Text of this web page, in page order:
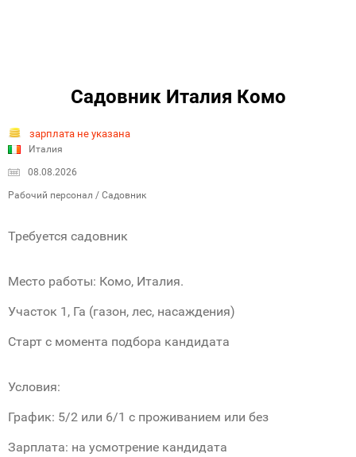
Садовник Италия Комо
зарплата не указана
Италия
08.08.2026
Рабочий персонал / Садовник
Требуется садовник
Место работы: Комо, Италия.
Участок 1, Га (газон, лес, насаждения)
Старт с момента подбора кандидата
Условия:
График: 5/2 или 6/1 с проживанием или без
Зарплата: на усмотрение кандидата